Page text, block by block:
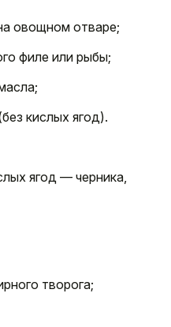
овощном отваре;
филе или рыбы;
кислых ягод).
ягод — черника,
творога;